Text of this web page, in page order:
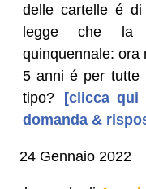
delle cartelle é
legge che la
quinquennale: ora
5 anni é per tutte
tipo?
[clicca qui
domanda &
24 Gennaio 2022